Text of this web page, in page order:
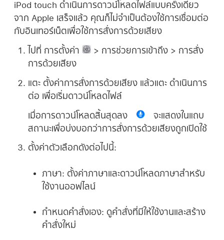
iPod touch ดำเนินการดาวน์โหลดไฟล์แบบครั้งเดียว
จาก Apple เสร็จแล้ว คุณก็ไม่จำเป็นต้องใช้การเชื่อมต่อ
กับอินเทอร์เน็ตเพื่อใช้การสั่งการด้วยเสียง
ไปที่ การตั้งค่า
> การช่วยการเข้าถึง > การสั่ง
การด้วยเสียง
แตะ ตั้งค่าการสั่งการด้วยเสียง แล้วแตะ ดำเนินการ
ต่อ เพื่อเริ่มดาวน์โหลดไฟล์
เมื่อการดาวน์โหลดสิ้นสุดลง
จะแสดงในแถบ
สถานะเพื่อบ่งบอกว่าการสั่งการด้วยเสียงถูกเปิดใช้
ตั้งค่าตัวเลือกดังต่อไปนี้:
ภาษา: ตั้งค่าภาษาและดาวน์โหลดภาษาสำหรับ
ใช้งานออฟไลน์
กำหนดคำสั่งเอง: ดูคำสั่งที่มีให้ใช้งานและสร้าง
คำสั่งใหม่